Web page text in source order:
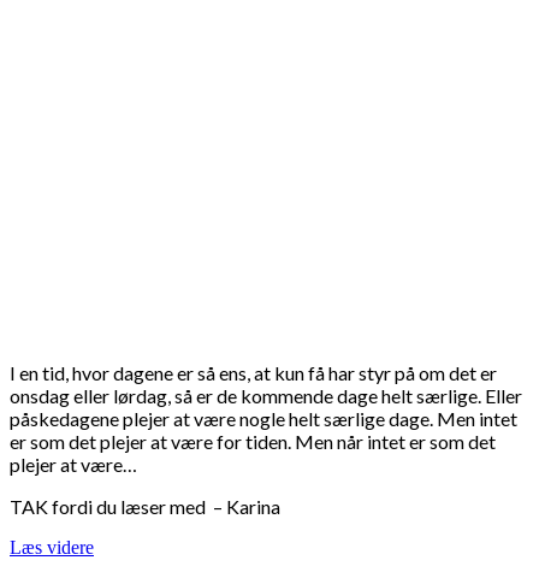
I en tid, hvor dagene er så ens, at kun få har styr på om det er
onsdag eller lørdag, så er de kommende dage helt særlige. Eller
påskedagene plejer at være nogle helt særlige dage. Men intet
er som det plejer at være for tiden. Men når intet er som det
plejer at være…
TAK fordi du læser med – Karina
Læs videre